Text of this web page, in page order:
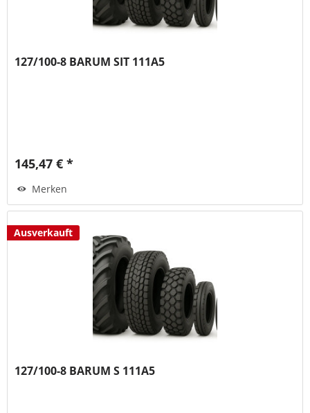
127/100-8 BARUM SIT 111A5
145,47 € *
Merken
Ausverkauft
127/100-8 BARUM S 111A5